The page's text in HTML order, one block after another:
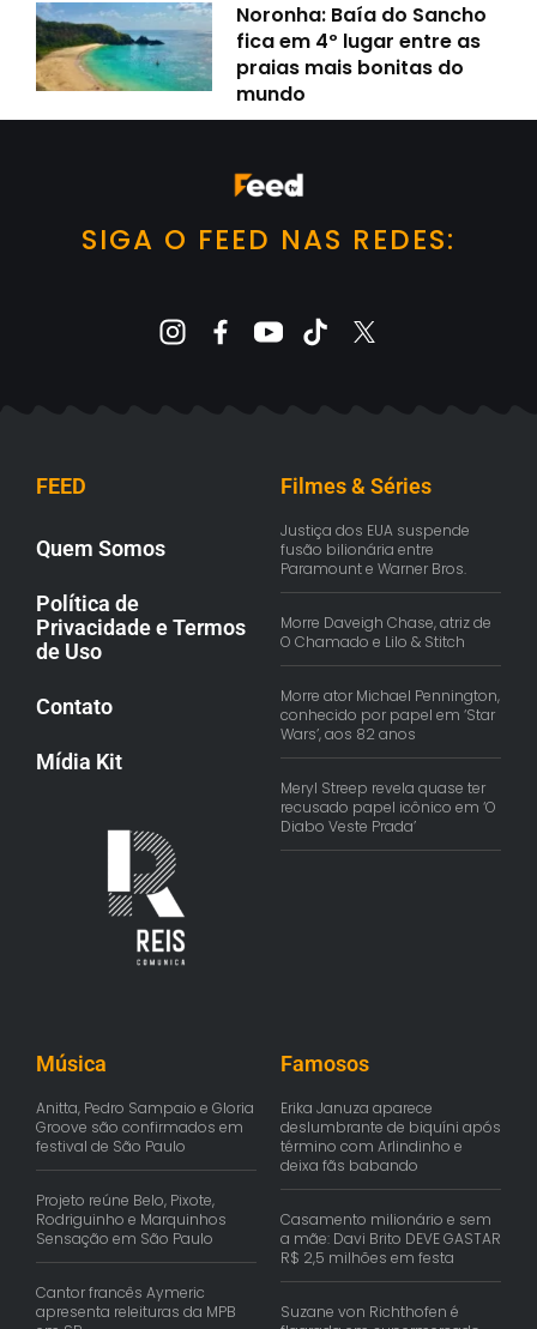
Noronha: Baía do Sancho
fica em 4º lugar entre as
praias mais bonitas do
mundo
SIGA O FEED NAS REDES:
FEED
Quem Somos
Política de
Privacidade e Termos
de Uso
Contato
Mídia Kit
Filmes & Séries
Justiça dos EUA suspende
fusão bilionária entre
Paramount e Warner Bros.
Morre Daveigh Chase, atriz de
O Chamado e Lilo & Stitch
Morre ator Michael Pennington,
conhecido por papel em ‘Star
Wars’, aos 82 anos
Meryl Streep revela quase ter
recusado papel icônico em ‘O
Diabo Veste Prada’
Música
Anitta, Pedro Sampaio e Gloria
Groove são confirmados em
festival de São Paulo
Projeto reúne Belo, Pixote,
Rodriguinho e Marquinhos
Sensação em São Paulo
Cantor francês Aymeric
apresenta releituras da MPB
Famosos
Erika Januza aparece
deslumbrante de biquíni após
término com Arlindinho e
deixa fãs babando
Casamento milionário e sem
a mãe: Davi Brito DEVE GASTAR
R$ 2,5 milhões em festa
Suzane von Richthofen é